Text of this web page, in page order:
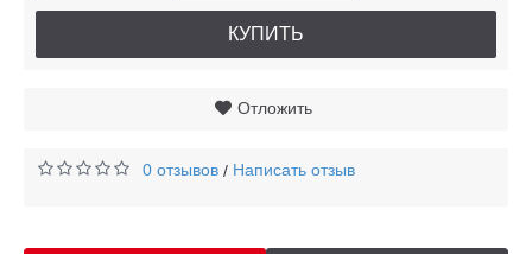
КУПИТЬ
Отложить
0 отзывов / Написать отзыв